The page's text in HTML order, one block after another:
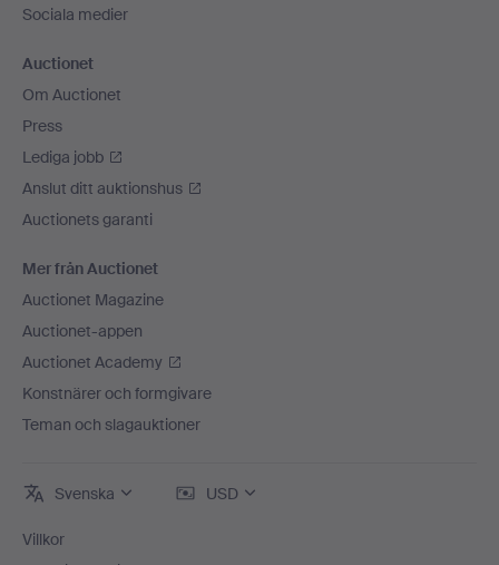
Sociala medier
Auctionet
Om Auctionet
Press
Lediga jobb
Anslut ditt auktionshus
Auctionets garanti
Mer från Auctionet
Auctionet Magazine
Auctionet-appen
Auctionet Academy
Konstnärer och formgivare
Teman och slagauktioner
Svenska USD
Villkor